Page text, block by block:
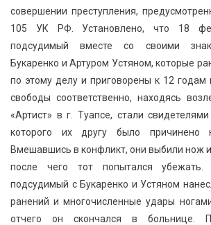
совершении преступления,
105 УК РФ. Установлено, что 18
подсудимый вместе со своими
Букаренко и Артуром Устяном, которые
по этому делу и приговорены к 12
свободы соответственно, находясь
«Артист» в г. Туапсе, стали
которого их другу было причинено
Вмешавшись в конфликт, они выбили нож
после чего тот попытался убежать.
подсудимый с Букаренко и Устяном
ранений и многочисленные удары
отчего он скончался в больнице.